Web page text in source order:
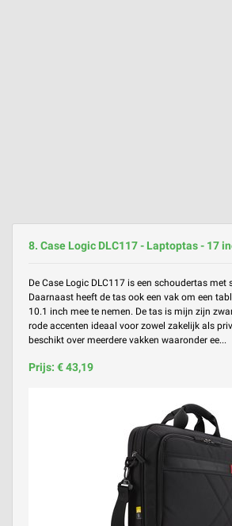
8. Case Logic DLC117 - Laptoptas - 17
De Case Logic DLC117 is een schoudertas met
Daarnaast heeft de tas ook een vak om een
10.1 inch mee te nemen. De tas is mijn zijn
rode accenten ideaal voor zowel zakelijk als
beschikt over meerdere vakken waaronder ee...
Prijs: € 43,19